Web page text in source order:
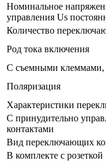
Номинальное
управления Us
Количество
Род тока включения
С съемными клеммами,
Поляризация
Характеристики
С принудительно
контактами
Вид переключающих
В комплекте с розеткой